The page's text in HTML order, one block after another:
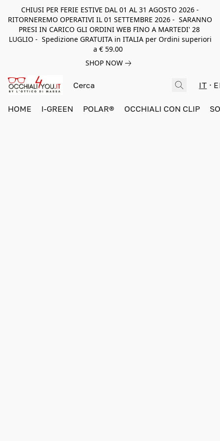
CHIUSI PER FERIE ESTIVE DAL 01 AL 31 AGOSTO 2026 -
RITORNEREMO OPERATIVI IL 01 SETTEMBRE 2026 - SARANNO
PRESI IN CARICO GLI ORDINI WEB FINO A MARTEDI' 28
LUGLIO - Spedizione GRATUITA in ITALIA per Ordini superiori
a € 59.00
SHOP NOW
IT
HOME I-GREEN POLAR® OCCHIALI CON CLIP